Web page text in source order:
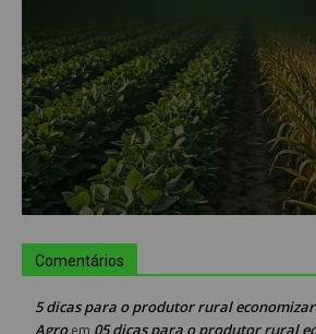
Comentários
5 dicas para o produtor rural economizar